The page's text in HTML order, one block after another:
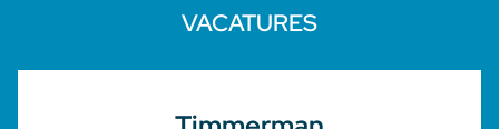
VACATURES